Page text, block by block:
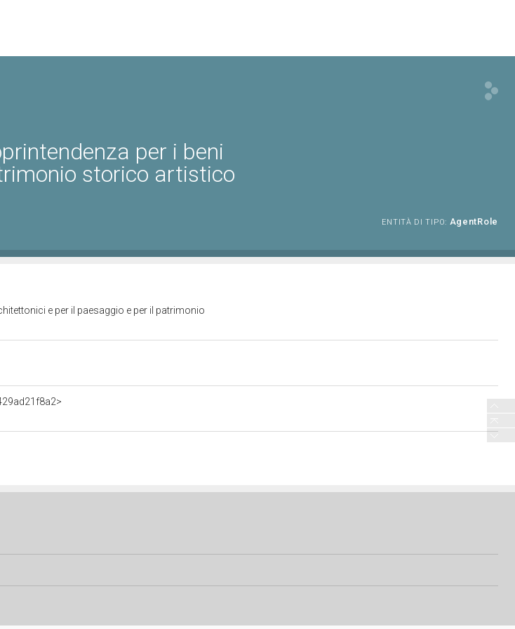
per i beni
storico artistico
ENTITÀ DI TIPO: AgentRole
e per il paesaggio e per il patrimonio